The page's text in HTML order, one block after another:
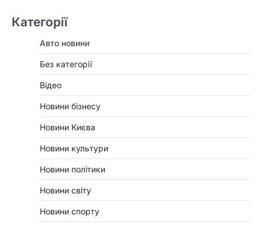
Категорії
Авто новини
Без категорії
Відео
Новини бізнесу
Новини Києва
Новини культури
Новини політики
Новини світу
Новини спорту